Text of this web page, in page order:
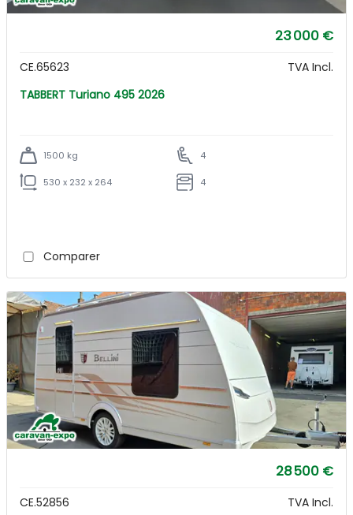
23 000 €
CE.65623
TVA Incl.
TABBERT Turiano 495 2026
1500 kg 4
530 x 232 x 264 4
Comparer
28 500 €
CE.52856
TVA Incl.